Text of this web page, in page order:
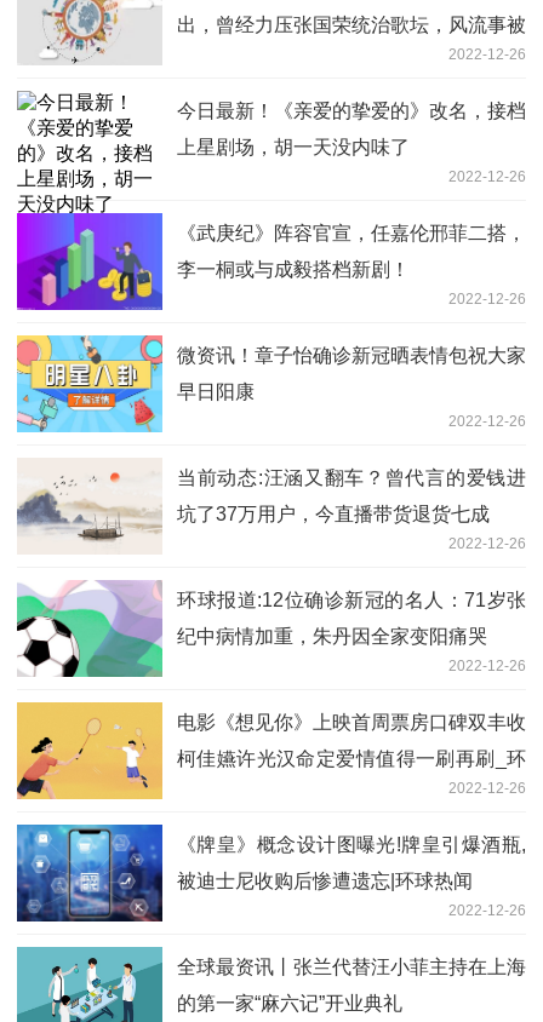
出，曾经力压张国荣统治歌坛，风流事被
2022-12-26
今日最新！《亲爱的挚爱的》改名，接档
上星剧场，胡一天没内味了
2022-12-26
《武庚纪》阵容官宣，任嘉伦邢菲二搭，
李一桐或与成毅搭档新剧！
2022-12-26
微资讯！章子怡确诊新冠晒表情包祝大家
早日阳康
2022-12-26
当前动态:汪涵又翻车？曾代言的爱钱进
坑了37万用户，今直播带货退货七成
2022-12-26
环球报道:12位确诊新冠的名人：71岁张
纪中病情加重，朱丹因全家变阳痛哭
2022-12-26
电影《想见你》上映首周票房口碑双丰收
柯佳嬿许光汉命定爱情值得一刷再刷_环
2022-12-26
《牌皇》概念设计图曝光!牌皇引爆酒瓶,
被迪士尼收购后惨遭遗忘|环球热闻
2022-12-26
全球最资讯丨张兰代替汪小菲主持在上海
的第一家“麻六记”开业典礼